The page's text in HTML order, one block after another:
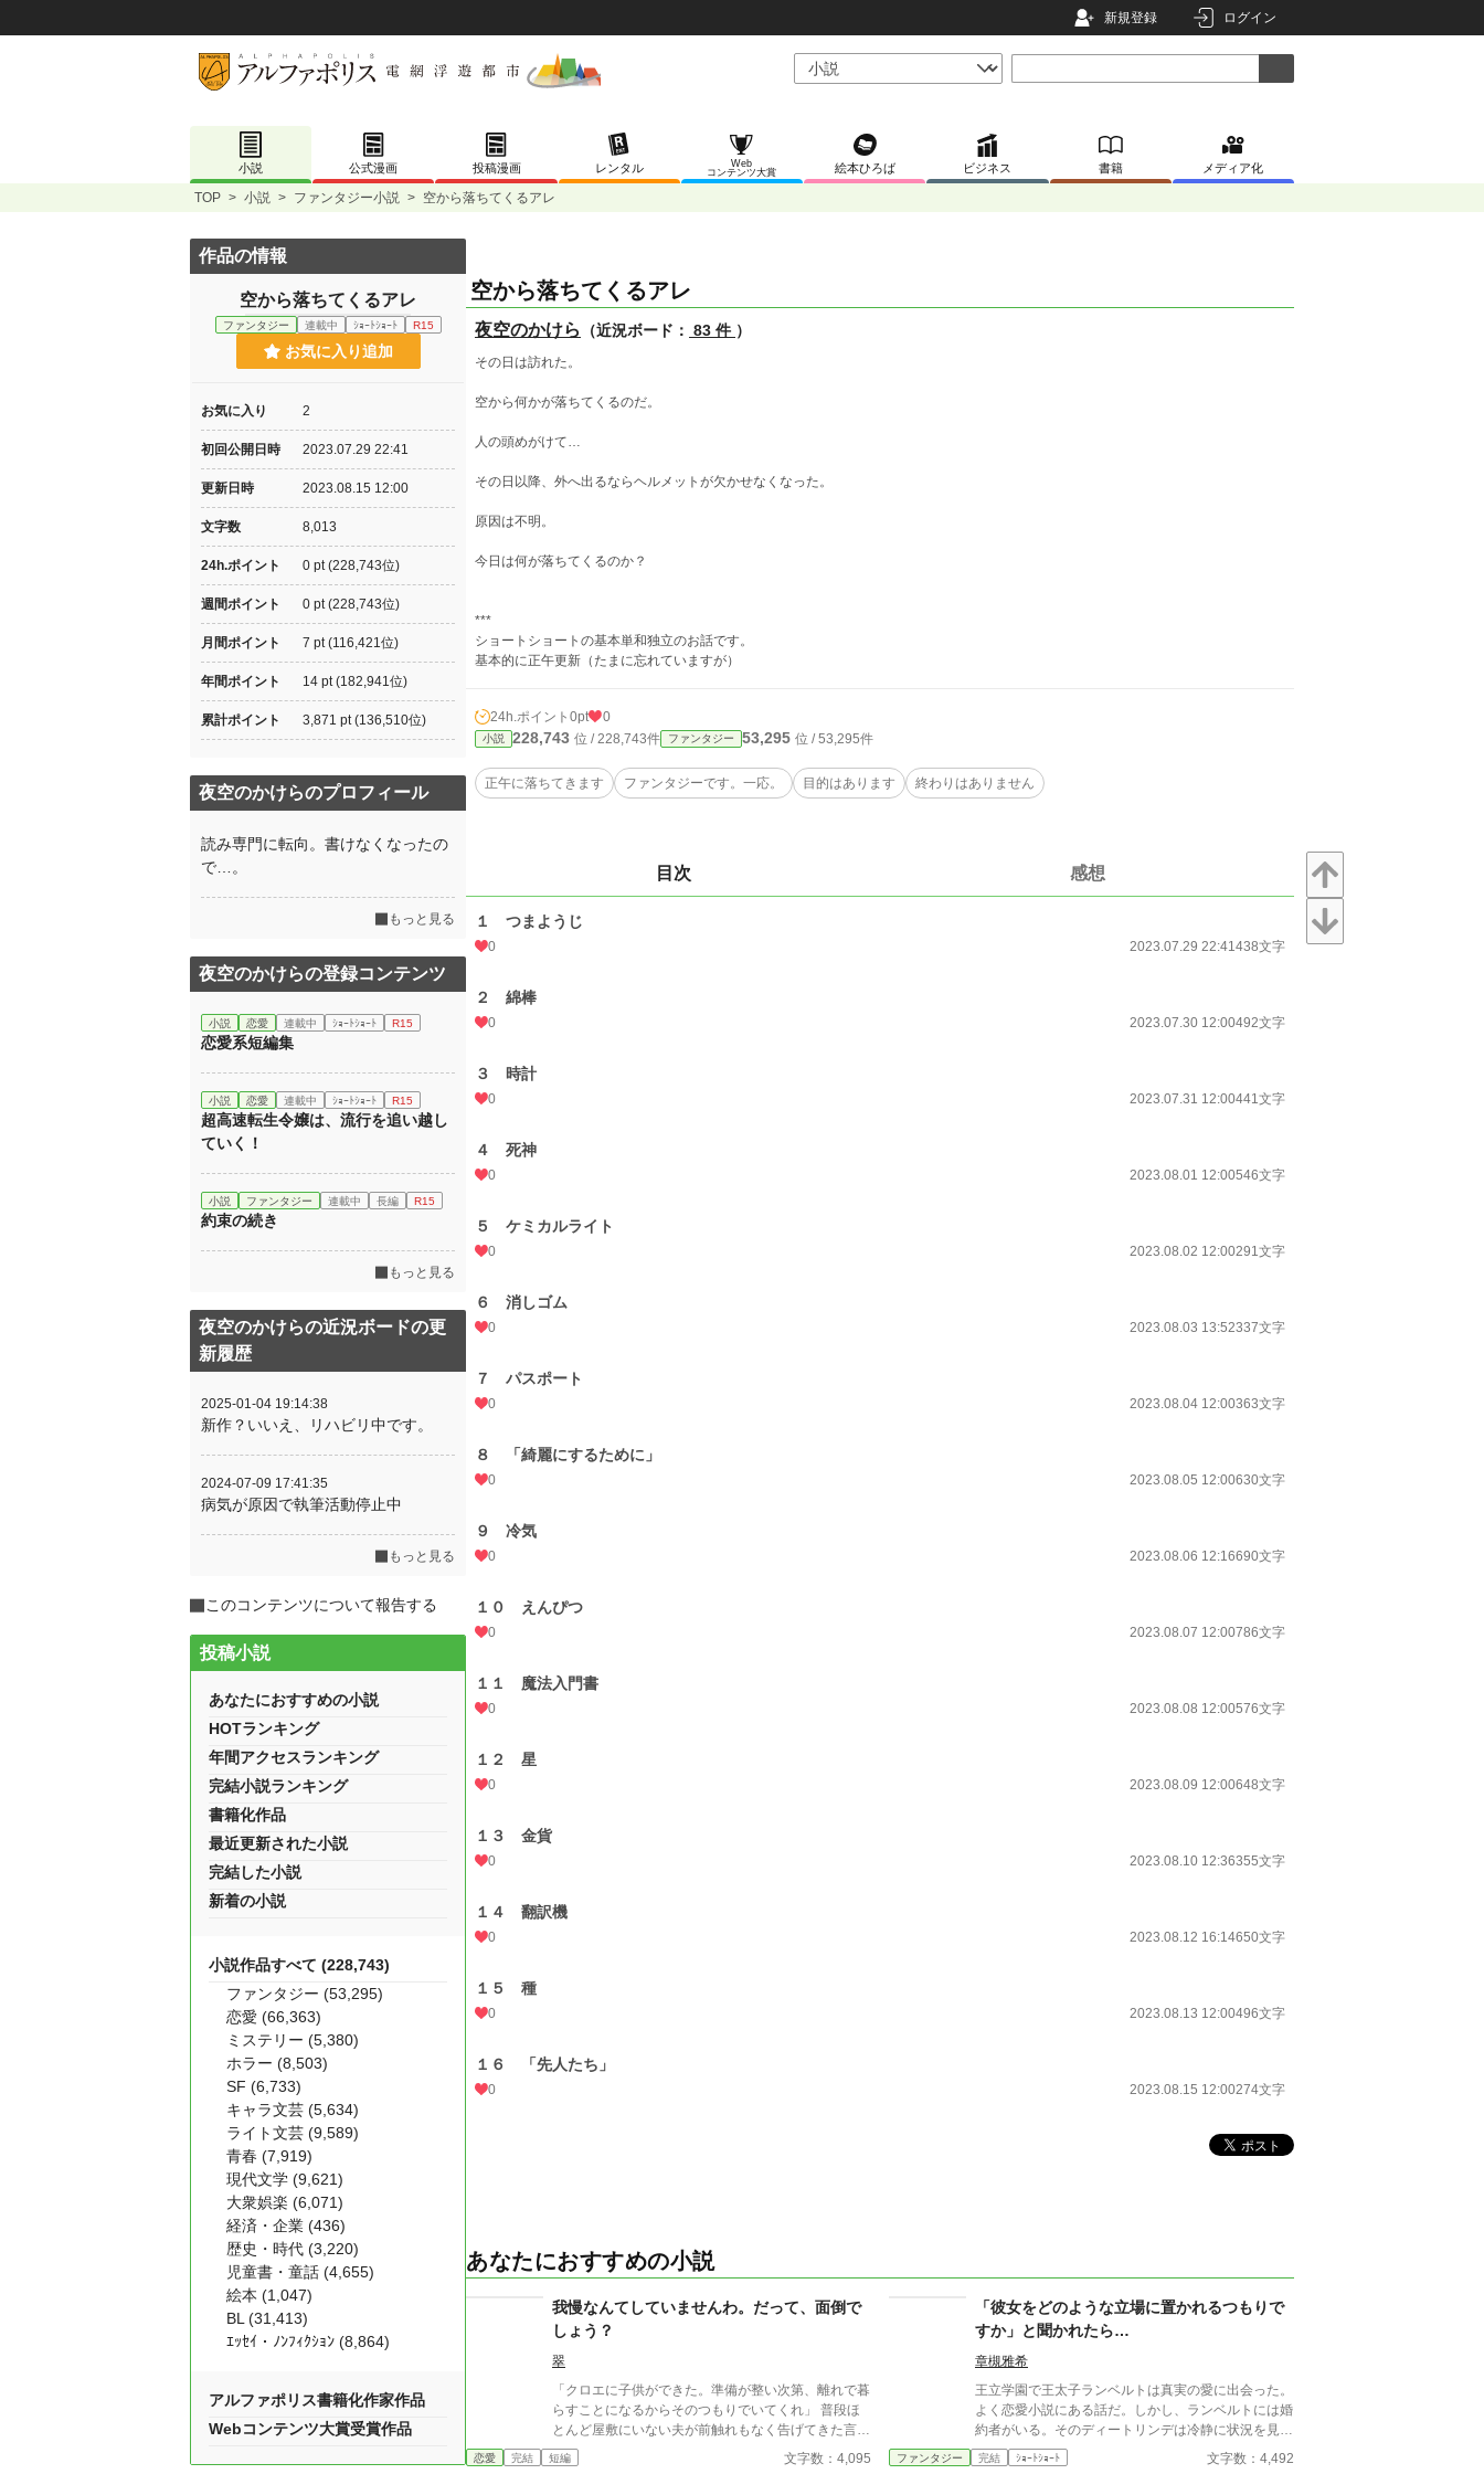
新規登録 ログイン
小説 公式漫画 投稿漫画 レンタル
Web
コンテンツ大賞
絵本ひろば ビジネス 書籍 メディア化
TOP > 小説 > ファンタジー小説 > 空から落ちてくるアレ
空から落ちてくるアレ
夜空のかけら （近況ボード： 83 件 ）
その日は訪れた。
空から何かが落ちてくるのだ。
人の頭めがけて…
その日以降、外へ出るならヘルメットが欠かせなくなった。
原因は不明。
今日は何が落ちてくるのか？
***
ショートショートの基本単和独立のお話です。
基本的に正午更新（たまに忘れていますが）
24h.ポイント 0pt 0
小説 228,743 位 / 228,743件 ファンタジー 53,295 位 / 53,295件
正午に落ちてきます ファンタジーです。一応。 目的はあります 終わりはありません
目次 感想
１ つまようじ
0 2023.07.29 22:41438文字
２ 綿棒
0 2023.07.30 12:00492文字
３ 時計
0 2023.07.31 12:00441文字
４ 死神
0 2023.08.01 12:00546文字
５ ケミカルライト
0 2023.08.02 12:00291文字
６ 消しゴム
0 2023.08.03 13:52337文字
７ パスポート
0 2023.08.04 12:00363文字
８ 「綺麗にするために」
0 2023.08.05 12:00630文字
９ 冷気
0 2023.08.06 12:16690文字
１０ えんぴつ
0 2023.08.07 12:00786文字
１１ 魔法入門書
0 2023.08.08 12:00576文字
１２ 星
0 2023.08.09 12:00648文字
１３ 金貨
0 2023.08.10 12:36355文字
１４ 翻訳機
0 2023.08.12 16:14650文字
１５ 種
0 2023.08.13 12:00496文字
１６ 「先人たち」
0 2023.08.15 12:00274文字
あなたにおすすめの小説
我慢なんてしていませんわ。だって、面倒で
しょう？
翠
「クロエに子供ができた。準備が整い次第、離れで暮
らすことになるからそのつもりでいてくれ」 普段ほ
とんど屋敷にいない夫が前触れもなく告げてきた言葉
をきっかけに、レティシアは“三年間”の契約を終わら
せることにした。 赤の他人を屋敷に迎えることはし
恋愛 完結 短編 文字数：4,095
「彼女をどのような立場に置かれるつもりで
すか」と聞かれたら…
章槻雅希
王立学園で王太子ランベルトは真実の愛に出会った。
よく恋愛小説にある話だ。しかし、ランベルトには婚
約者がいる。そのディートリンデは冷静に状況を見て
いた。真実の愛の相手ピーアに警告することもなく、
ランベルトに諫言もしない。だが、ディートリンデは
ファンタジー 完結 ｼｮｰﾄｼｮｰﾄ 文字数：4,492
作品の情報
空から落ちてくるアレ
ファンタジー 連載中 ｼｮｰﾄｼｮｰﾄ R15
お気に入り追加
お気に入り 2
初回公開日時 2023.07.29 22:41
更新日時 2023.08.15 12:00
文字数 8,013
24h.ポイント 0 pt (228,743位)
週間ポイント 0 pt (228,743位)
月間ポイント 7 pt (116,421位)
年間ポイント 14 pt (182,941位)
累計ポイント 3,871 pt (136,510位)
夜空のかけらのプロフィール
読み専門に転向。書けなくなったの
で…。
もっと見る
夜空のかけらの登録コンテンツ
小説 恋愛 連載中 ｼｮｰﾄｼｮｰﾄ R15
恋愛系短編集
小説 恋愛 連載中 ｼｮｰﾄｼｮｰﾄ R15
超高速転生令嬢は、流行を追い越し
ていく！
小説 ファンタジー 連載中 長編 R15
約束の続き
もっと見る
夜空のかけらの近況ボードの更
新履歴
2025-01-04 19:14:38
新作？いいえ、リハビリ中です。
2024-07-09 17:41:35
病気が原因で執筆活動停止中
もっと見る
このコンテンツについて報告する
投稿小説
あなたにおすすめの小説
HOTランキング
年間アクセスランキング
完結小説ランキング
書籍化作品
最近更新された小説
完結した小説
新着の小説
小説作品すべて (228,743)
ファンタジー (53,295)
恋愛 (66,363)
ミステリー (5,380)
ホラー (8,503)
SF (6,733)
キャラ文芸 (5,634)
ライト文芸 (9,589)
青春 (7,919)
現代文学 (9,621)
大衆娯楽 (6,071)
経済・企業 (436)
歴史・時代 (3,220)
児童書・童話 (4,655)
絵本 (1,047)
BL (31,413)
ｴｯｾｲ・ﾉﾝﾌｨｸｼｮﾝ (8,864)
アルファポリス書籍化作家作品
Webコンテンツ大賞受賞作品